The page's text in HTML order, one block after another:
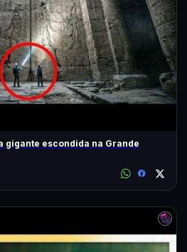
gigante escondida na Grande